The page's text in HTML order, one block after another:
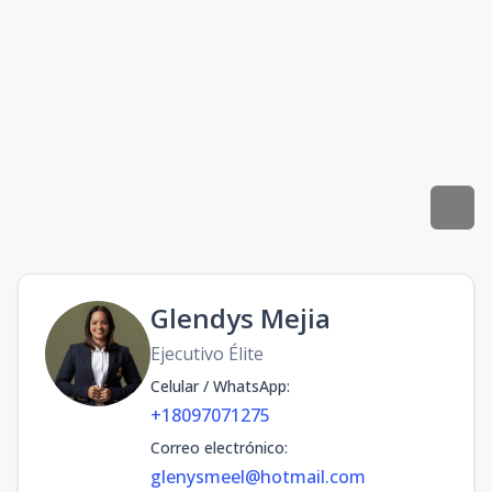
Glendys Mejia
Ejecutivo Élite
Celular / WhatsApp:
+18097071275
Correo electrónico:
glenysmeel@hotmail.com